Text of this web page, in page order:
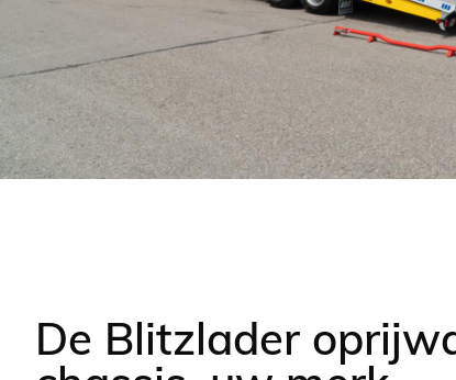
De Blitzlader